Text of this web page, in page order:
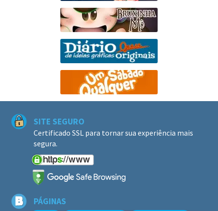
SITE SEGURO
Certificado SSL para tornar sua experiência mais
segura.
PÁGINAS